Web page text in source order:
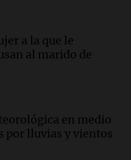
argentina y
bolivianos en la
a la que le
al marido de
en medio
por lluvias y vientos